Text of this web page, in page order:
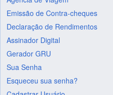
Emissão de Contra-cheques
Declaração de Rendimentos
Assinador Digital
Gerador GRU
Sua Senha
Esqueceu sua senha?